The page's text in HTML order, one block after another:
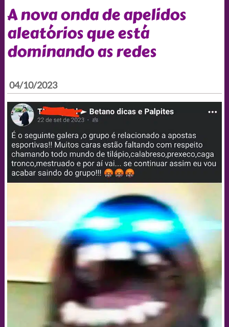
A nova onda de apelidos
aleatórios que está
dominando as redes
04/10/2023